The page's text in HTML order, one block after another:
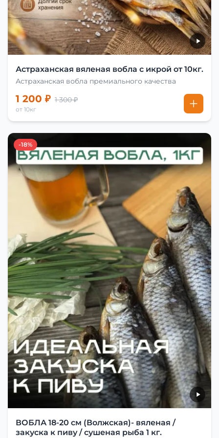
Астраханская вяленая вобла с икрой от 10кг.
Астраханская вобла премиального качества
1 200 ₽ 1 300 ₽
от 10кг
-18%
ВОБЛА 18-20 см (Волжская)- вяленая /
закуска к пиву / сушеная рыба 1 кг.